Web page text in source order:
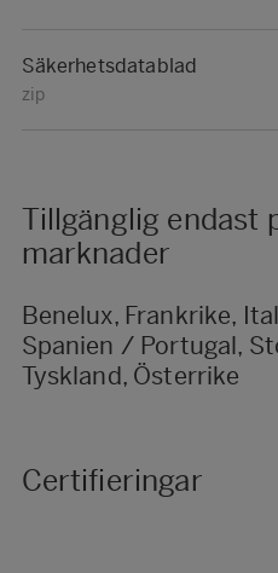
Säkerhetsdatablad
zip
Tillgänglig endast
marknader
Benelux, Frankrike,
Spanien / Portugal,
Tyskland, Österrike
Certifieringar